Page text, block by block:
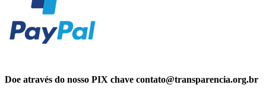
Doe através do nosso PIX chave contato@transparencia.org.br